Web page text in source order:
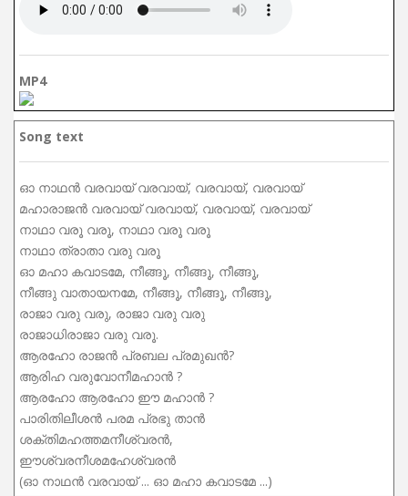
MP4
Song text
ഓ നാഥൻ വരവായ് വരവായ്, വരവായ്, വരവായ്
മഹാരാജൻ വരവായ് വരവായ്, വരവായ്, വരവായ്
നാഥാ വരൂ വരൂ, നാഥാ വരൂ വരൂ
നാഥാ ത്രാതാ വരു വരൂ
ഓ മഹാ കവാടമേ, നീങ്ങൂ, നീങ്ങൂ, നീങ്ങൂ,
നീങ്ങു വാതായനമേ, നീങ്ങൂ, നീങ്ങൂ, നീങ്ങൂ,
രാജാ വരു വരു, രാജാ വരു വരു
രാജാധിരാജാ വരു വരൂ.
ആരഹോ രാജൻ പ്രബല പ്രമുഖൻ?
ആരിഹ വരുവോനീമഹാൻ ?
ആരഹോ ആരഹോ ഈ മഹാൻ ?
പാരിതിലീശൻ പരമ പ്രഭു താൻ
ശക്തിമഹത്തമനീശ്വരൻ,
ഈശ്വരനീശമഹേശ്വരൻ
(ഓ നാഥൻ വരവായ് ... ഓ മഹാ കവാടമേ ...)